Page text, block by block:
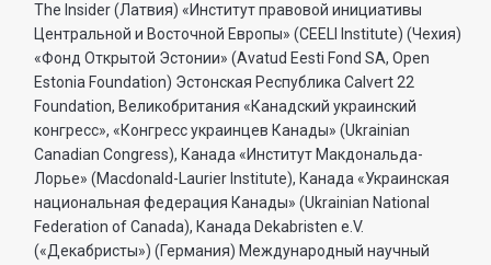
The Insider (Латвия) «Институт правовой инициативы
Центральной и Восточной Европы» (CEELI Institute) (Чехия)
«Фонд Открытой Эстонии» (Avatud Eesti Fond SA, Open
Estonia Foundation) Эстонская Республика Calvert 22
Foundation, Великобритания «Канадский украинский
конгресс», «Конгресс украинцев Канады» (Ukrainian
Canadian Congress), Канада «Институт Макдональда-
Лорье» (Macdonald-Laurier Institute), Канада «Украинская
национальная федерация Канады» (Ukrainian National
Federation of Canada), Канада Dekabristen e.V.
(«Декабристы») (Германия) Международный научный